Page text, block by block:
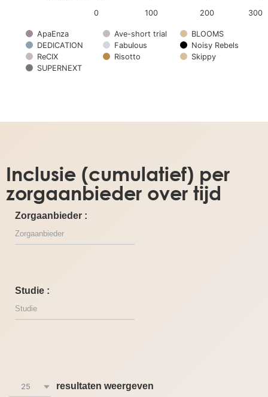
ApaEnza Ave-short trial
BLOOMS
DEDICATION
Fabulous
Noisy Rebels
ReCIX
Risotto
Skippy
SUPERNEXT
0 100 200 300
Inclusie (cumulatief) per
zorgaanbieder over tijd
Zorgaanbieder :
Studie :
25 resultaten weergeven